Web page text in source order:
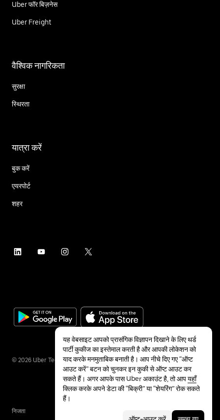
Uber फॉर बिज़नेस
Uber Freight
वैश्विक नागरिकता
सुरक्षा
स्थिरता
यात्रा करें
बुक करें
एयरपोर्ट
शहर
© 2026 Uber Technologies Inc.
निजता
यह वेबसाइट आपको प्रासंगिक विज्ञापन दिखाने के लिए थर्ड
पार्टी कुकीज का इस्तेमाल करती है और आपकी लोकेशन को
याद करके मनमुताबिक बनाती है। आप नीचे दिए गए “ऑप्ट
आउट करें” बटन को चुनकर इन कुकी से ऑप्ट आउट कर
सकते हैं। अगर आपके पास Uber अकाउंट है, तो आपयहाँ
क्लिक करके अपने डेटा की “बिक्री” या “शेयरिंग” रोक सकते
हैं।